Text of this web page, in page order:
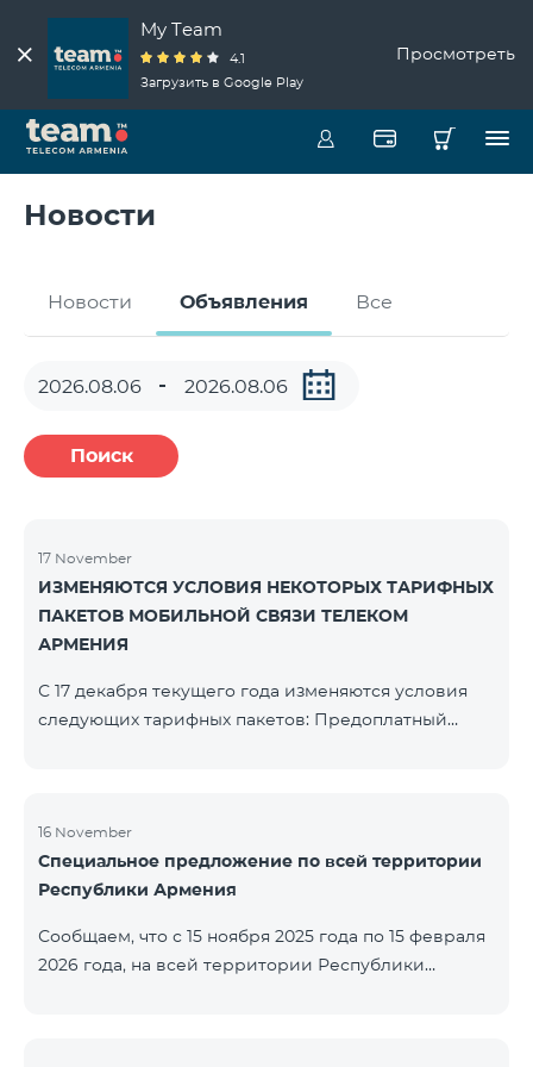
My Team
4.1
Загрузить в Google Play
Просмотреть
Новости
Новости Объявления Все
Поиск
17 November
ИЗМЕНЯЮТСЯ УСЛОВИЯ НЕКОТОРЫХ ТАРИФНЫХ
ПАКЕТОВ МОБИЛЬНОЙ СВЯЗИ ТЕЛЕКОМ
АРМЕНИЯ
С 17 декабря текущего года изменяются условия
следующих тарифных пакетов: Предоплатный
Абоненты получат 600 минут на все сети РА, США,
Канады, Beeline РФ и Tele2 вместо прежних 300
минут и 14 ГБ интернета вместо прежних 7 ГБ.
будет переименован в «Be Free 3200». Абонентская
пла
16 November
Специальное предложение по всей территории
Республики Армения
Сообщаем, что с 15 ноября 2025 года по 15 февраля
2026 года, на всей территории Республики